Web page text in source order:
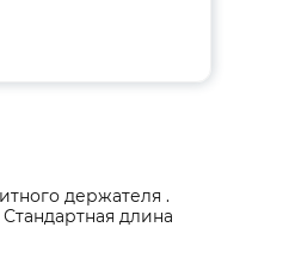
держателя .
длина